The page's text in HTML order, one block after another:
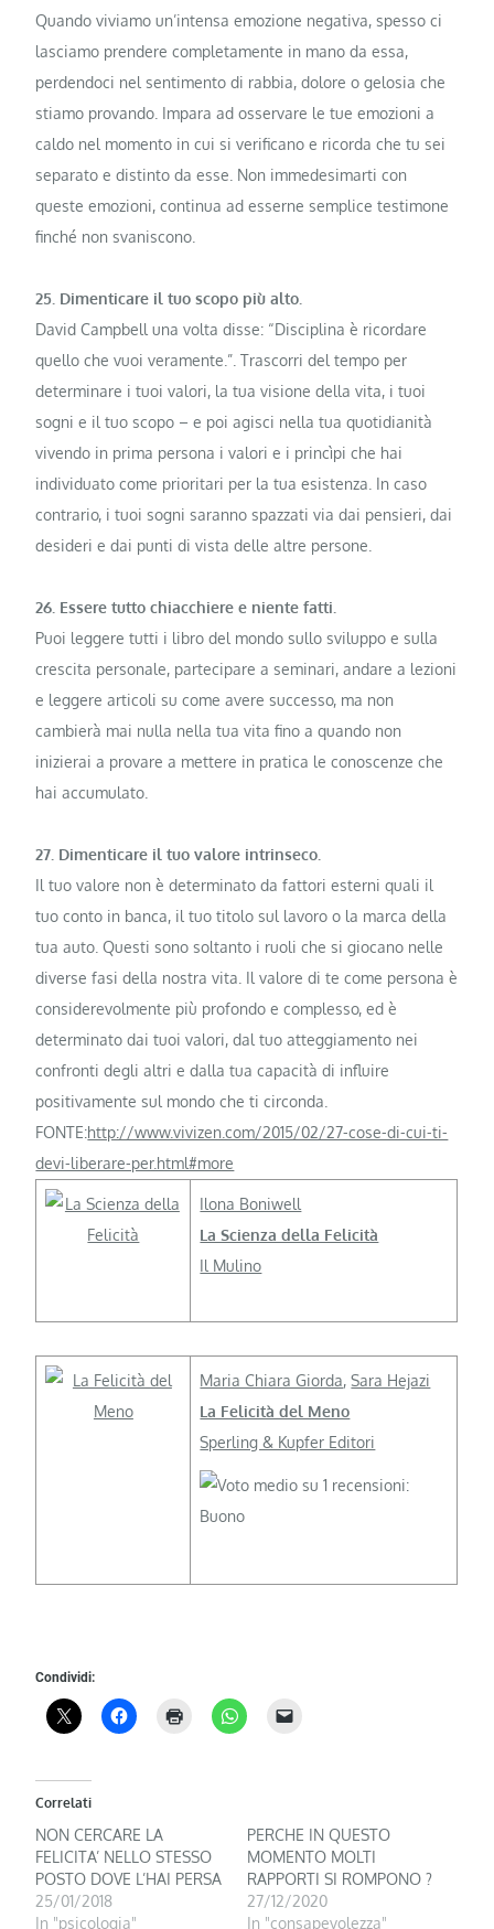
Quando viviamo un’intensa emozione negativa, spesso ci
lasciamo prendere completamente in mano da essa,
perdendoci nel sentimento di rabbia, dolore o gelosia che
stiamo provando. Impara ad osservare le tue emozioni a
caldo nel momento in cui si verificano e ricorda che tu sei
separato e distinto da esse. Non immedesimarti con
queste emozioni, continua ad esserne semplice testimone
finché non svaniscono.
25. Dimenticare il tuo scopo più alto.
David Campbell una volta disse: “Disciplina è ricordare
quello che vuoi veramente.”. Trascorri del tempo per
determinare i tuoi valori, la tua visione della vita, i tuoi
sogni e il tuo scopo – e poi agisci nella tua quotidianità
vivendo in prima persona i valori e i princìpi che hai
individuato come prioritari per la tua esistenza. In caso
contrario, i tuoi sogni saranno spazzati via dai pensieri, dai
desideri e dai punti di vista delle altre persone.
26. Essere tutto chiacchiere e niente fatti.
Puoi leggere tutti i libro del mondo sullo sviluppo e sulla
crescita personale, partecipare a seminari, andare a lezioni
e leggere articoli su come avere successo, ma non
cambierà mai nulla nella tua vita fino a quando non
inizierai a provare a mettere in pratica le conoscenze che
hai accumulato.
27. Dimenticare il tuo valore intrinseco.
Il tuo valore non è determinato da fattori esterni quali il
tuo conto in banca, il tuo titolo sul lavoro o la marca della
tua auto. Questi sono soltanto i ruoli che si giocano nelle
diverse fasi della nostra vita. Il valore di te come persona è
considerevolmente più profondo e complesso, ed è
determinato dai tuoi valori, dal tuo atteggiamento nei
confronti degli altri e dalla tua capacità di influire
positivamente sul mondo che ti circonda.
FONTE:http://www.vivizen.com/2015/02/27-cose-di-cui-ti-
devi-liberare-per.html#more
Ilona Boniwell
La Scienza della Felicità
Il Mulino
Maria Chiara Giorda,Sara Hejazi
La Felicità del Meno
Sperling & Kupfer Editori
Condividi:
Correlati
NON CERCARE LA
FELICITA’ NELLO STESSO
POSTO DOVE L’HAI PERSA
25/01/2018
In "psicologia"
PERCHE IN QUESTO
MOMENTO MOLTI
RAPPORTI SI ROMPONO ?
27/12/2020
In "consapevolezza"